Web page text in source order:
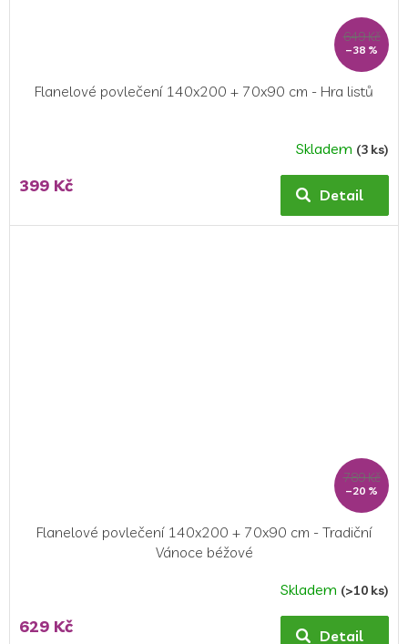
649 Kč
–38 %
Flanelové povlečení 140x200 + 70x90 cm - Hra listů
produktu
5,0
Skladem (3 ks)
399 Kč Detail
789 Kč
–20 %
Flanelové povlečení 140x200 + 70x90 cm - Tradiční
Vánoce béžové
produktu
Skladem (>10 ks)
629 Kč Detail